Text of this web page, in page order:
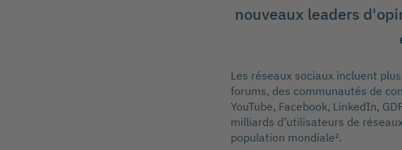
nouveaux leaders
Les réseaux sociaux incluent
forums, des communautés de
YouTube, Facebook, LinkedIn,
milliards d’utilisateurs de
population mondiale².